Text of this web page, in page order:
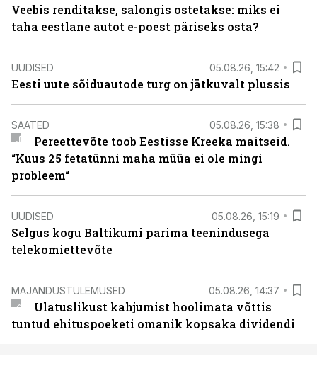
Veebis renditakse, salongis ostetakse: miks ei
taha eestlane autot e-poest päriseks osta?
UUDISED 05.08.26, 15:42
Eesti uute sõiduautode turg on jätkuvalt plussis
SAATED 05.08.26, 15:38
Pereettevõte toob Eestisse Kreeka maitseid.
“Kuus 25 fetatünni maha müüa ei ole mingi
probleem“
UUDISED 05.08.26, 15:19
Selgus kogu Baltikumi parima teenindusega
telekomiettevõte
MAJANDUSTULEMUSED 05.08.26, 14:37
Ulatuslikust kahjumist hoolimata võttis
tuntud ehituspoeketi omanik kopsaka dividendi